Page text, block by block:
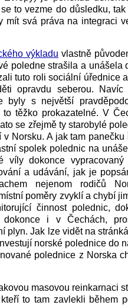
to vezme do důsledku,
mít svá práva na integraci
výkladu vlastně
poledne strašila a unášela
tuto roli sociální úřednice
opravdu seberou.
byly s největší
těžko prokazatelné. V
se zřejmě ty starobylé
Norsku. A jak tam
spolek polednic na
víly dokonce vypracovaný
a udávání, jak je
nejenom rodičů
poměry zvyklí a chybí
činnost polednic,
i v Čechách,
plyn. Jak lze vidět na
norské polednice do
polednice z Norska
masovou reinkarnaci
to tam zavlekli během